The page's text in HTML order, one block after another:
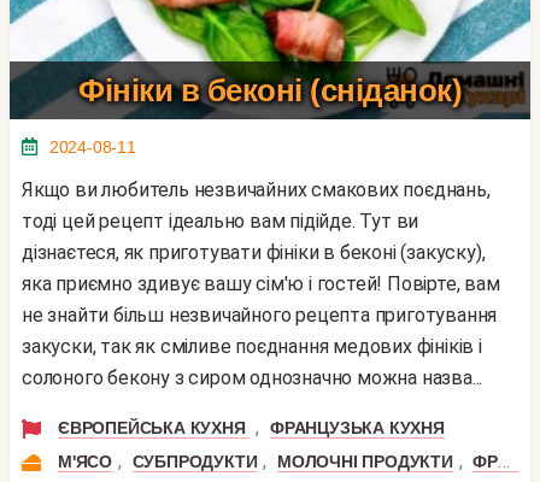
Фініки в беконі (сніданок)
2024-08-11
Якщо ви любитель незвичайних смакових поєднань,
тоді цей рецепт ідеально вам підійде. Тут ви
дізнаєтеся, як приготувати фініки в беконі (закуску),
яка приємно здивує вашу сім'ю і гостей! Повірте, вам
не знайти більш незвичайного рецепта приготування
закуски, так як сміливе поєднання медових фініків і
солоного бекону з сиром однозначно можна назва...
ЄВРОПЕЙСЬКА КУХНЯ ,
ФРАНЦУЗЬКА КУХНЯ
М'ЯСО , СУБПРОДУКТИ , МОЛОЧНІ ПРОДУКТИ , ФРУКТИ